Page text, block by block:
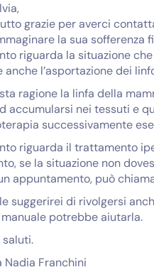
grazie per averci
la sua
riguarda la situazione
anche l’asportazione dei
ragione la linfa della
accumularsi nei tessuti e
successivamente
riguarda il trattamento
se la situazione non
appuntamento, può
suggerirei di rivolgersi
potrebbe aiutarla.
Nadia Franchini